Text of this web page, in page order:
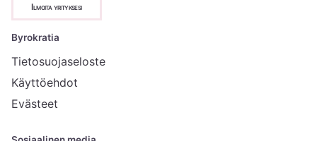
Ilmoita yrityksesi
Byrokratia
Tietosuojaseloste
Käyttöehdot
Evästeet